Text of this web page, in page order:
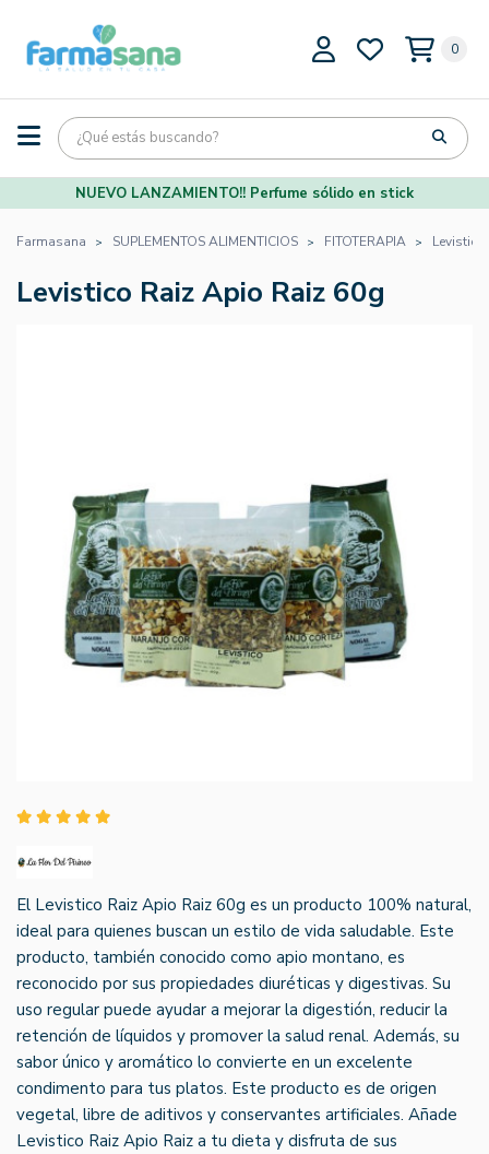
0
NUEVO LANZAMIENTO!! Perfume sólido en stick
Farmasana SUPLEMENTOS ALIMENTICIOS FITOTERAPIA
Levistico Raiz Apio Raiz 60g
El Levistico Raiz Apio Raiz 60g es un producto 100% natural,
ideal para quienes buscan un estilo de vida saludable. Este
producto, también conocido como apio montano, es
reconocido por sus propiedades diuréticas y digestivas. Su
uso regular puede ayudar a mejorar la digestión, reducir la
retención de líquidos y promover la salud renal. Además, su
sabor único y aromático lo convierte en un excelente
condimento para tus platos. Este producto es de origen
vegetal, libre de aditivos y conservantes artificiales. Añade
Levistico Raiz Apio Raiz a tu dieta y disfruta de sus